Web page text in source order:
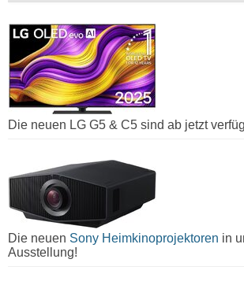
Die neuen LG G5 & C5 sind ab jetzt
Die neuen Sony Heimkinoprojektoren in
Ausstellung!